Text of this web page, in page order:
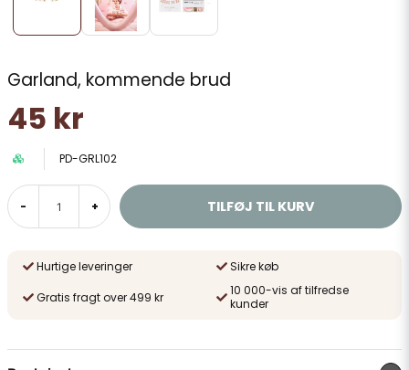
Garland, kommende brud
45 kr
PD-GRL102
- + TILFØJ TIL KURV
Hurtige leveringer
Sikre køb
Gratis fragt over 499 kr
10 000-vis af tilfredse
kunder